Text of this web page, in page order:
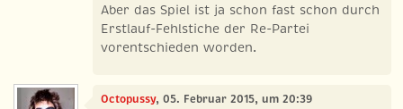
Aber das Spiel ist ja schon fast schon durch
Erstlauf-Fehlstiche der Re-Partei
vorentschieden worden.
Octopussy, 05. Februar 2015, um 20:39